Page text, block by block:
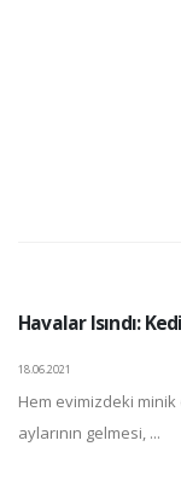
Havalar Isındı:
18.06.2021
Hem evimizdeki
aylarının gelmesi, ...